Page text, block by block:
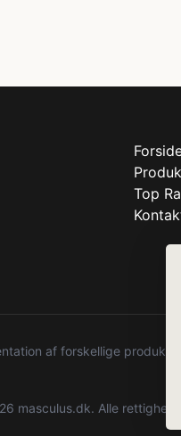
Top
af forskellige
masculus.dk. Alle